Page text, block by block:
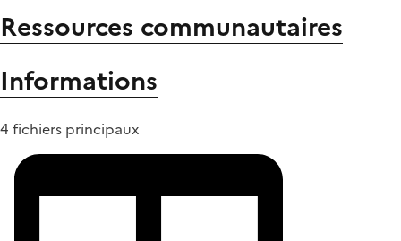
Ressources communautaires
Informations
4 fichiers principaux